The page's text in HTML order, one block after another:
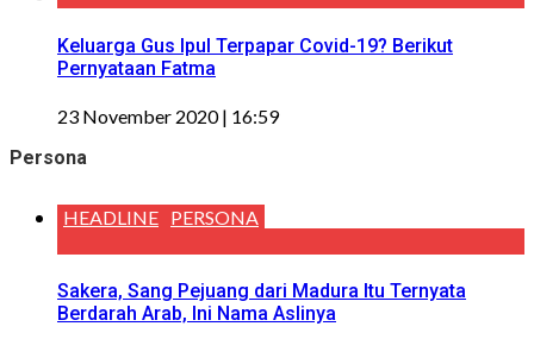
Keluarga Gus Ipul Terpapar Covid-19? Berikut
Pernyataan Fatma
23 November 2020 | 16:59
Persona
HEADLINE PERSONA
Sakera, Sang Pejuang dari Madura Itu Ternyata
Berdarah Arab, Ini Nama Aslinya